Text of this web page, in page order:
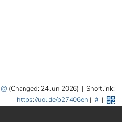
(Changed: 24 Jun 2026) | Shortlink:
https://uol.de/p27406en | # |